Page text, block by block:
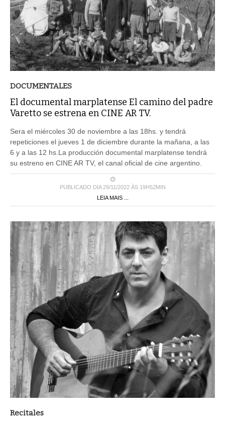
DOCUMENTALES
El documental marplatense El camino del padre
Varetto se estrena en CINE AR TV.
Sera el miércoles 30 de noviembre a las 18hs. y tendrá
repeticiones el jueves 1 de diciembre durante la mañana, a las
6 y a las 12 hs.La producción documental marplatense tendrá
su estreno en CINE AR TV, el canal oficial de cine argentino.
PUBLICADO DIA 29/11/2022 ÀS 19H52MIN
LEIA MAIS ...
Recitales